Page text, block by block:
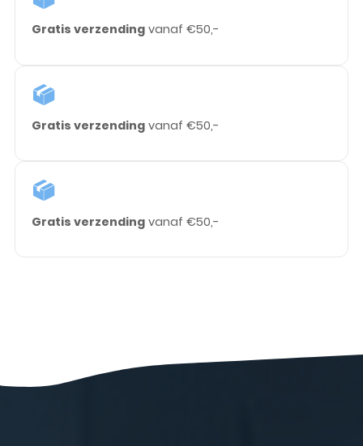
Gratis verzendingvanaf €50,-
Gratis verzendingvanaf €50,-
Gratis verzendingvanaf €50,-